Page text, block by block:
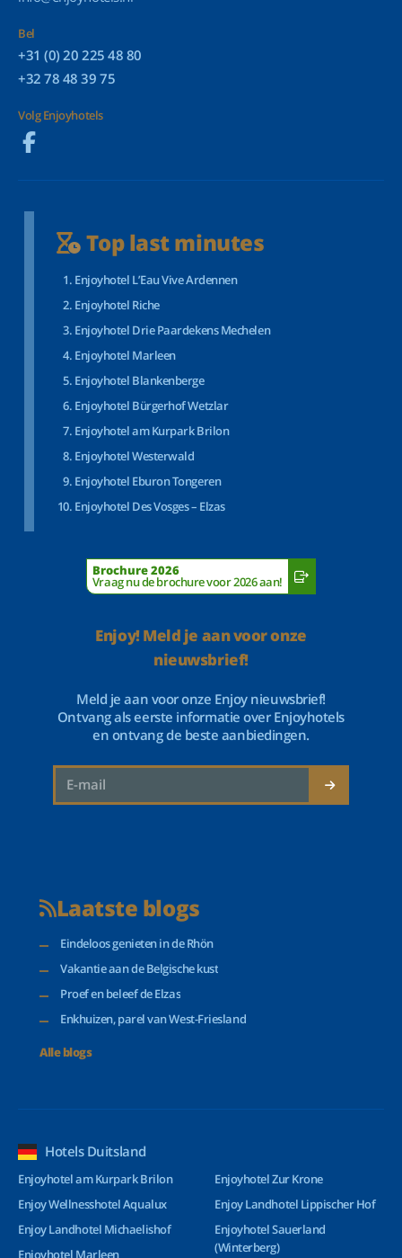
Bel
+31 (0) 20 225 48 80
+32 78 48 39 75
Volg Enjoyhotels
Top last minutes
Enjoyhotel L’Eau Vive Ardennen
Enjoyhotel Riche
Enjoyhotel Drie Paardekens Mechelen
Enjoyhotel Marleen
Enjoyhotel Blankenberge
Enjoyhotel Bürgerhof Wetzlar
Enjoyhotel am Kurpark Brilon
Enjoyhotel Westerwald
Enjoyhotel Eburon Tongeren
Enjoyhotel Des Vosges – Elzas
Brochure 2026
Vraag nu de brochure voor 2026 aan!
Enjoy! Meld je aan voor onze
nieuwsbrief!
Meld je aan voor onze Enjoy nieuwsbrief!
Ontvang als eerste informatie over Enjoyhotels
en ontvang de beste aanbiedingen.
Laatste blogs
Eindeloos genieten in de Rhön
Vakantie aan de Belgische kust
Proef en beleef de Elzas
Enkhuizen, parel van West-Friesland
Alle blogs
Hotels Duitsland
Enjoyhotel am Kurpark Brilon
Enjoy Wellnesshotel Aqualux
Enjoy Landhotel Michaelishof
Enjoyhotel Marleen
Enjoyhotel Zur Krone
Enjoy Landhotel Lippischer Hof
Enjoyhotel Sauerland
(Winterberg)